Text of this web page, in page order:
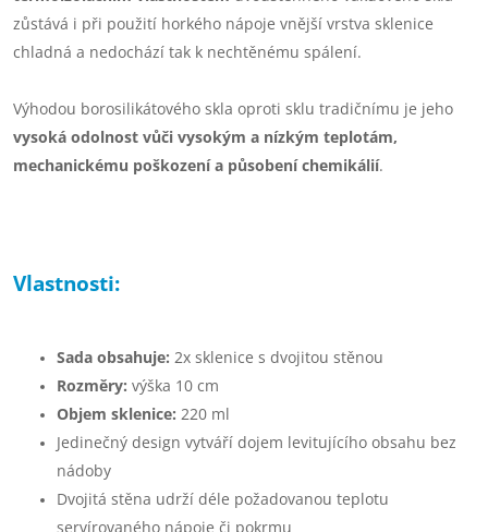
zůstává i při použití horkého nápoje vnější vrstva sklenice
chladná a nedochází tak k nechtěnému spálení.
Výhodou borosilikátového skla oproti sklu tradičnímu je jeho
vysoká odolnost vůči vysokým a nízkým teplotám,
mechanickému poškození a působení chemikálií.
Vlastnosti:
Sada obsahuje: 2x sklenice s dvojitou stěnou
Rozměry: výška 10 cm
Objem sklenice: 220 ml
Jedinečný design vytváří dojem levitujícího obsahu bez
nádoby
Dvojitá stěna udrží déle požadovanou teplotu
servírovaného nápoje či pokrmu